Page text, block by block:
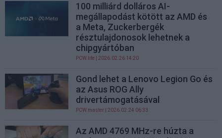
100 milliárd dolláros AI-
megállapodást kötött az AMD és
a Meta, Zuckerbergék
résztulajdonosok lehetnek a
chipgyártóban
PCW.lite | 2026.02.26 14:20
Gond lehet a Lenovo Legion Go és
az Asus ROG Ally
drivertámogatásával
PCW.master | 2026.02.24 06:33
Az AMD 4769 MHz-re húzta a